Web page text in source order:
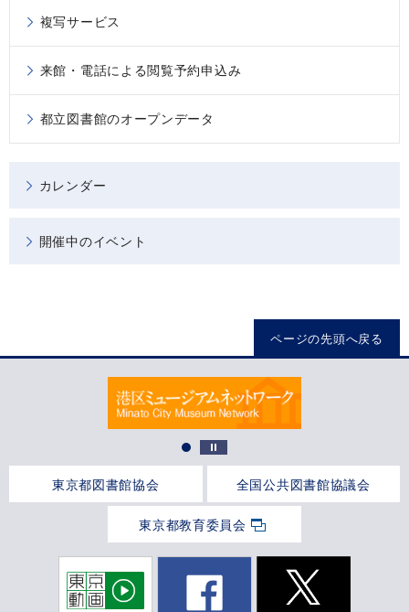
複写サービス
来館・電話による閲覧予約申込み
都立図書館のオープンデータ
カレンダー
開催中のイベント
ページの先頭へ戻る
東京都図書館協会 全国公共図書館協議会
東京都教育委員会